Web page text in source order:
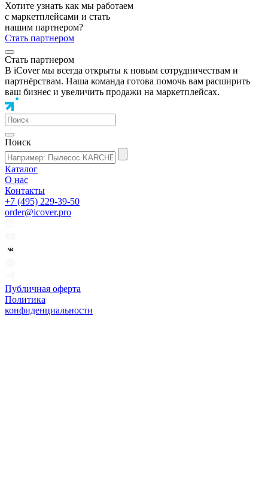
Хотите узнать как мы работаем
с маркетплейсами и стать
нашим партнером?
Стать партнером
Стать партнером
В iCover мы всегда открыты к новым сотрудничествам и
партнёрствам. Наша команда готова помочь вам расширить
ваш бизнес и увеличить продажи на маркетплейсах.
Поиск
Каталог
О нас
Контакты
+7 (495) 229-39-50
order@icover.pro
Публичная оферта
Политика
конфиденциальности